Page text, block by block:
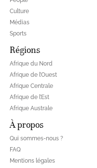
Culture
Médias
Sports
Régions
Afrique du Nord
Afrique de l’Ouest
Afrique Centrale
Afrique de l’Est
Afrique Australe
À propos
Qui sommes-nous ?
FAQ
Mentions légales